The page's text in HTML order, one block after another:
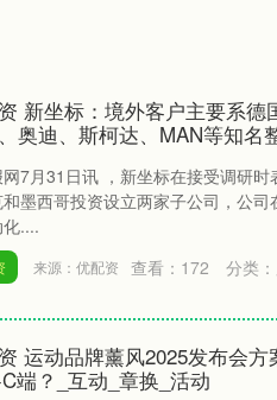
新坐标：境外客户主要系德
奥迪、斯柯达、MAN等知名
7月31日讯 ，新坐标在接受调研
墨西哥投资设立两家子公司，公
....
来源：优配资 查看： 172 分类：
运动品牌薰风2025发布会方
端？_互动_章换_活动